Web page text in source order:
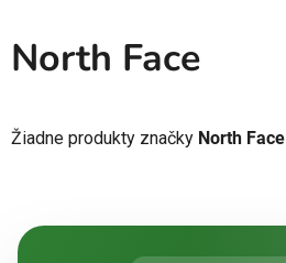
North Face
Žiadne produkty značky North Face